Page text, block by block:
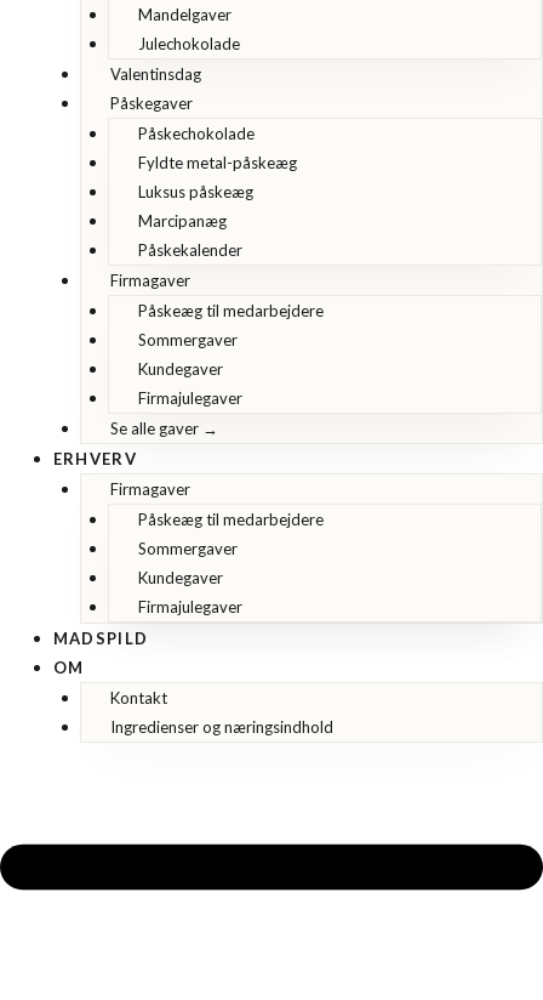
Mandelgaver
Julechokolade
Valentinsdag
Påskegaver
Påskechokolade
Fyldte metal-påskeæg
Luksus påskeæg
Marcipanæg
Påskekalender
Firmagaver
Påskeæg til medarbejdere
Sommergaver
Kundegaver
Firmajulegaver
Se alle gaver →
ERHVERV
Firmagaver
Påskeæg til medarbejdere
Sommergaver
Kundegaver
Firmajulegaver
MADSPILD
OM
Kontakt
Ingredienser og næringsindhold